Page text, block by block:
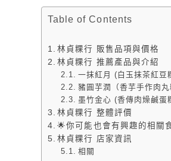
Table of Contents
林貞粿行 販售品項與價格
林貞粿行 推薦產品與介紹
一抹紅月 (白玉抹茶紅豆
豬圓芋潤（香芋手作肉
墨竹金心 (香傳肉燥鹹蛋
林貞粿行 整體評價
🌟你可能也會有興趣的相關
林貞粿行 店家資訊
相關